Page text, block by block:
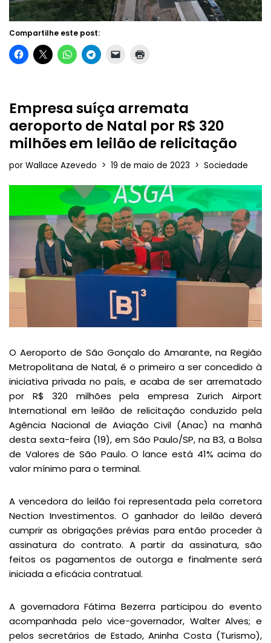
Compartilhe este post:
Empresa suíça arremata
aeroporto de Natal por R$ 320
milhões em leilão de relicitação
por Wallace Azevedo 19 de maio de 2023 Sociedade
O Aeroporto de São Gonçalo do Amarante, na Região
Metropolitana de Natal, é o primeiro a ser concedido à
iniciativa privada no país, e acaba de ser arrematado
por R$ 320 milhões pela empresa Zurich Airport
International em leilão de relicitação conduzido pela
Agência Nacional de Aviação Civil (Anac) na manhã
desta sexta-feira (19), em São Paulo/SP, na B3, a Bolsa
de Valores de São Paulo. O lance está 41% acima do
valor mínimo para o terminal.
A vencedora do leilão foi representada pela corretora
Nection Investimentos. O ganhador do leilão deverá
cumprir as obrigações prévias para então proceder à
assinatura do contrato. A partir da assinatura, são
feitos os pagamentos de outorga e finalmente será
iniciada a eficácia contratual.
A governadora Fátima Bezerra participou do evento
acompanhada pelo vice-governador, Walter Alves; e
pelos secretários de Estado, Aninha Costa (Turismo),